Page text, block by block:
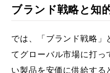
ブランド戦略と知
では、「ブランド戦略」
てグローバル市場に打っ
い製品を安価に供給する